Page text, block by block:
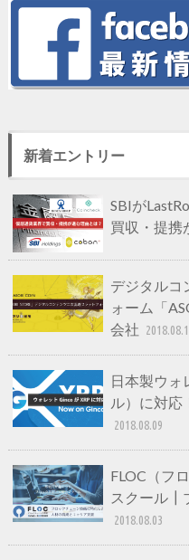
新着エントリー
SBIが
買収・提携
デジタルコ
ォーム「
会社
日本製ウォ
ル）に対応
2018.08.09
FLOC（フ
スクール┃
2018.08.03